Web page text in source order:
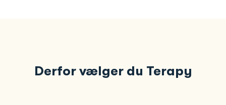
Derfor vælger du Terapy